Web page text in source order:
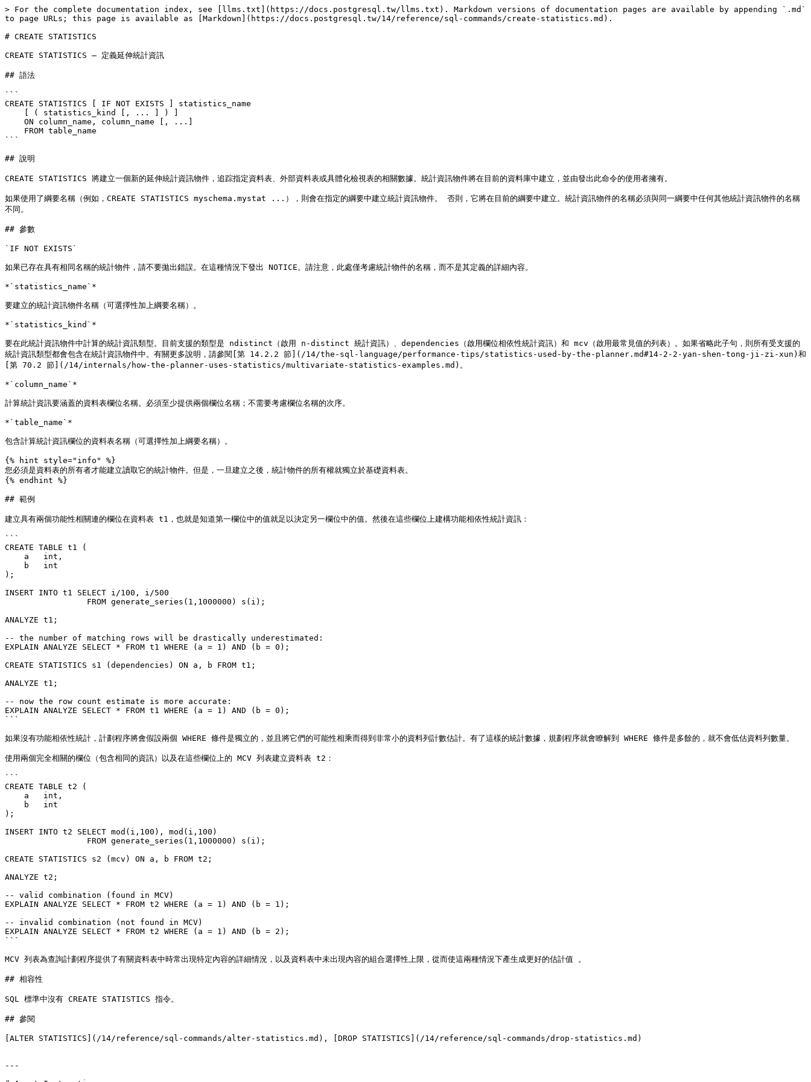
> For the complete documentation index, see [llms.txt](https://docs.postgresql.tw/llms.txt). Markdown versions of documentation pages are available by appending `.md`
to page URLs; this page is available as [Markdown](https://docs.postgresql.tw/14/reference/sql-commands/create-statistics.md).
# CREATE STATISTICS
CREATE STATISTICS — 定義延伸統計資訊
## 語法
```
CREATE STATISTICS [ IF NOT EXISTS ] statistics_name
```
## 說明
CREATE STATISTICS 將建立一個新的延伸統計資訊物件，追踪指定資料表、外部資料表或具體化檢視表的相關數據。統計資訊物件將在目前的資料庫中建立，並由發出此命令的使用者擁有。
如果使用了綱要名稱（例如，CREATE STATISTICS myschema.mystat ...），則會在指定的綱要中建立統計資訊物件。 否則，它將在目前的綱要中建立。統計資訊物件的名稱必須與同一綱要中任何其他統計資訊物件的名稱
不同。
## 參數
`IF NOT EXISTS`
如果已存在具有相同名稱的統計物件，請不要拋出錯誤。在這種情況下發出 NOTICE。請注意，此處僅考慮統計物件的名稱，而不是其定義的詳細內容。
*`statistics_name`*
要建立的統計資訊物件名稱（可選擇性加上綱要名稱）。
*`statistics_kind`*
要在此統計資訊物件中計算的統計資訊類型。目前支援的類型是 ndistinct（啟用 n-distinct 統計資訊）、dependencies（啟用欄位相依性統計資訊）和 mcv（啟用最常見值的列表）。如果省略此子句，則所有受支援的
統計資訊類型都會包含在統計資訊物件中。有關更多說明，請參閱[第 14.2.2 節](/14/the-sql-language/performance-tips/statistics-used-by-the-planner.md#14-2-2-yan-shen-tong-ji-zi-xun)和
[第 70.2 節](/14/internals/how-the-planner-uses-statistics/multivariate-statistics-examples.md)。
*`column_name`*
計算統計資訊要涵蓋的資料表欄位名稱。必須至少提供兩個欄位名稱；不需要考慮欄位名稱的次序。
*`table_name`*
包含計算統計資訊欄位的資料表名稱（可選擇性加上綱要名稱）。
{% hint style="info" %}
您必須是資料表的所有者才能建立讀取它的統計物件。但是，一旦建立之後，統計物件的所有權就獨立於基礎資料表。
{% endhint %}
## 範例
建立具有兩個功能性相關連的欄位在資料表 t1，也就是知道第一欄位中的值就足以決定另一欄位中的值。然後在這些欄位上建構功能相依性統計資訊：
```
CREATE TABLE t1 (
);
INSERT INTO t1 SELECT i/100, i/500
ANALYZE t1;
-- the number of matching rows will be drastically underestimated:
EXPLAIN ANALYZE SELECT * FROM t1 WHERE (a = 1) AND (b = 0);
CREATE STATISTICS s1 (dependencies) ON a, b FROM t1;
ANALYZE t1;
-- now the row count estimate is more accurate:
EXPLAIN ANALYZE SELECT * FROM t1 WHERE (a = 1) AND (b = 0);
```
如果沒有功能相依性統計，計劃程序將會假設兩個 WHERE 條件是獨立的，並且將它們的可能性相乘而得到非常小的資料列計數估計。有了這樣的統計數據，規劃程序就會瞭解到 WHERE 條件是多餘的，就不會低估資料列數量。
使用兩個完全相關的欄位（包含相同的資訊）以及在這些欄位上的 MCV 列表建立資料表 t2：
```
CREATE TABLE t2 (
);
INSERT INTO t2 SELECT mod(i,100), mod(i,100)
CREATE STATISTICS s2 (mcv) ON a, b FROM t2;
ANALYZE t2;
-- valid combination (found in MCV)
EXPLAIN ANALYZE SELECT * FROM t2 WHERE (a = 1) AND (b = 1);
-- invalid combination (not found in MCV)
EXPLAIN ANALYZE SELECT * FROM t2 WHERE (a = 1) AND (b = 2);
```
MCV 列表為查詢計劃程序提供了有關資料表中時常出現特定內容的詳細情況，以及資料表中未出現內容的組合選擇性上限，從而使這兩種情況下產生成更好的估計值 。
## 相容性
SQL 標準中沒有 CREATE STATISTICS 指令。
## 參閱
[ALTER STATISTICS](/14/reference/sql-commands/alter-statistics.md), [DROP STATISTICS](/14/reference/sql-commands/drop-statistics.md)
---